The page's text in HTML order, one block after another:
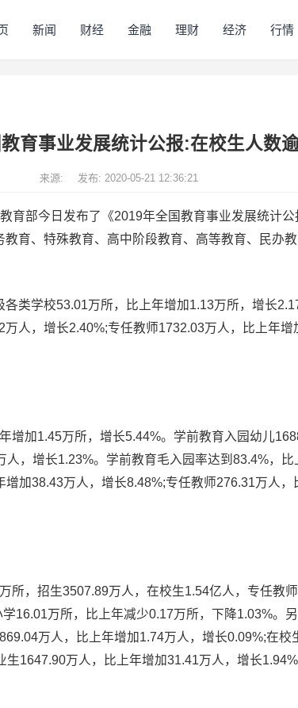
新闻 财经 金融 理财 经济 行情
育事业发展统计公报:在校生人数
来源: 发布: 2020-05-21 12:36:21
育部今日发布了《2019年全国教育事业发展统计公
教育、特殊教育、高中阶段教育、高等教育、民办
各类学校53.01万所，比上年增加1.13万所，增长
人，增长2.40%;专任教师1732.03万人，比上年增
增加1.45万所，增长5.44%。学前教育入园幼儿
，增长1.23%。学前教育毛入园率达到83.4%，比
加38.43万人，增长8.48%;专任教师276.31万人，
所，招生3507.89万人，在校生1.54亿人，专任教
16.01万所，比上年减少0.17万所，下降1.03%。
万人，比上年增加1.74万人，增长0.09%;在校
生1647.90万人，比上年增加31.41万人，增长